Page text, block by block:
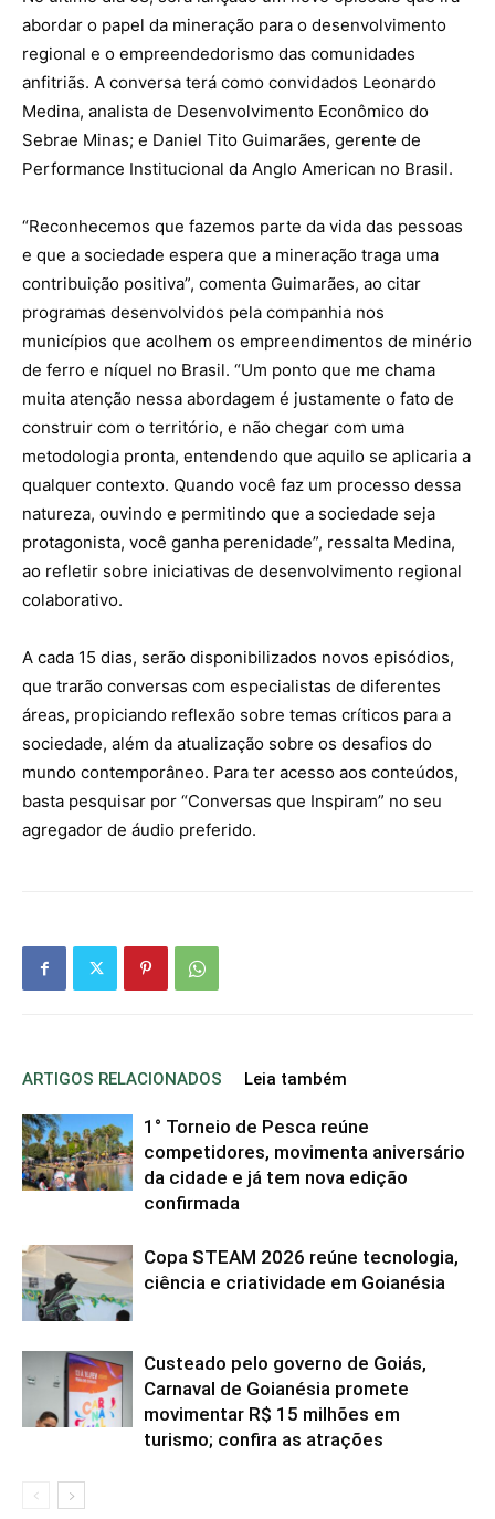
abordar o papel da mineração para o desenvolvimento
regional e o empreendedorismo das comunidades
anfitriãs. A conversa terá como convidados Leonardo
Medina, analista de Desenvolvimento Econômico do
Sebrae Minas; e Daniel Tito Guimarães, gerente de
Performance Institucional da Anglo American no Brasil.
“Reconhecemos que fazemos parte da vida das pessoas
e que a sociedade espera que a mineração traga uma
contribuição positiva”, comenta Guimarães, ao citar
programas desenvolvidos pela companhia nos
municípios que acolhem os empreendimentos de minério
de ferro e níquel no Brasil. “Um ponto que me chama
muita atenção nessa abordagem é justamente o fato de
construir com o território, e não chegar com uma
metodologia pronta, entendendo que aquilo se aplicaria a
qualquer contexto. Quando você faz um processo dessa
natureza, ouvindo e permitindo que a sociedade seja
protagonista, você ganha perenidade”, ressalta Medina,
ao refletir sobre iniciativas de desenvolvimento regional
colaborativo.
A cada 15 dias, serão disponibilizados novos episódios,
que trarão conversas com especialistas de diferentes
áreas, propiciando reflexão sobre temas críticos para a
sociedade, além da atualização sobre os desafios do
mundo contemporâneo. Para ter acesso aos conteúdos,
basta pesquisar por “Conversas que Inspiram” no seu
agregador de áudio preferido.
ARTIGOS RELACIONADOS Leia também
1° Torneio de Pesca reúne
competidores, movimenta aniversário
da cidade e já tem nova edição
confirmada
Copa STEAM 2026 reúne tecnologia,
ciência e criatividade em Goianésia
Custeado pelo governo de Goiás,
Carnaval de Goianésia promete
movimentar R$ 15 milhões em
turismo; confira as atrações